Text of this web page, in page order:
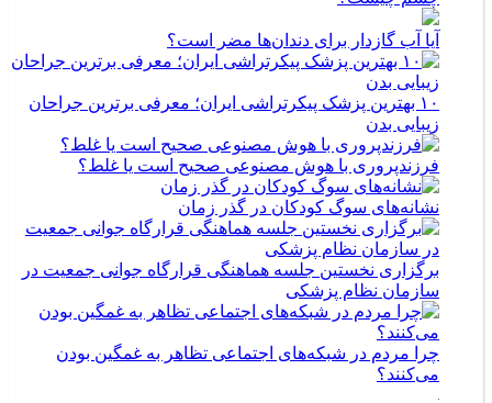
آیا آب گازدار برای دندان‌ها مضر است؟
۱۰ بهترین پزشک پیکرتراشی ایران؛ معرفی برترین جراحان
زیبایی بدن
فرزندپروری با هوش مصنوعی صحیح است یا غلط؟
نشانه‌های سوگ کودکان در گذر زمان
برگزاری نخستین جلسه هماهنگی قرارگاه جوانی جمعیت در
سازمان نظام پزشکی
چرا مردم در شبکه‌های اجتماعی تظاهر به غمگین بودن
می‌کنند؟